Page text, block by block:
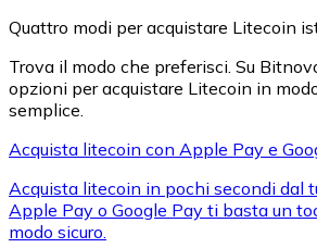
XRP
XRP
Quattro modi per acquistare Litecoin
Trova il modo che preferisci. Su
opzioni per acquistare Litecoin in
semplice.
Acquista litecoin con Apple Pay e
Acquista litecoin in pochi secondi dal
Apple Pay o Google Pay ti basta un
modo sicuro.